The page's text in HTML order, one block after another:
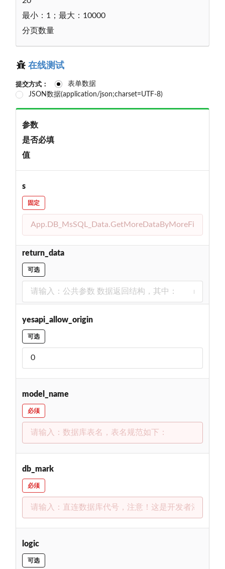
最小：1；最大：10000
分页数量
在线测试
提交方式：
表单数据
JSON数据(application/json;charset=UTF-8)
参数
是否必填
值
s
固定
return_data
可选
yesapi_allow_origin
可选
model_name
必须
db_mark
必须
logic
可选